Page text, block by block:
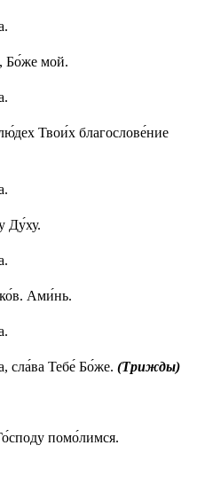
Бо́же мой.
Твои́х благослове́ние
Ду́ху.
Ами́нь.
сла́ва Тебе́ Бо́же. (Трижды)
помо́лимся.